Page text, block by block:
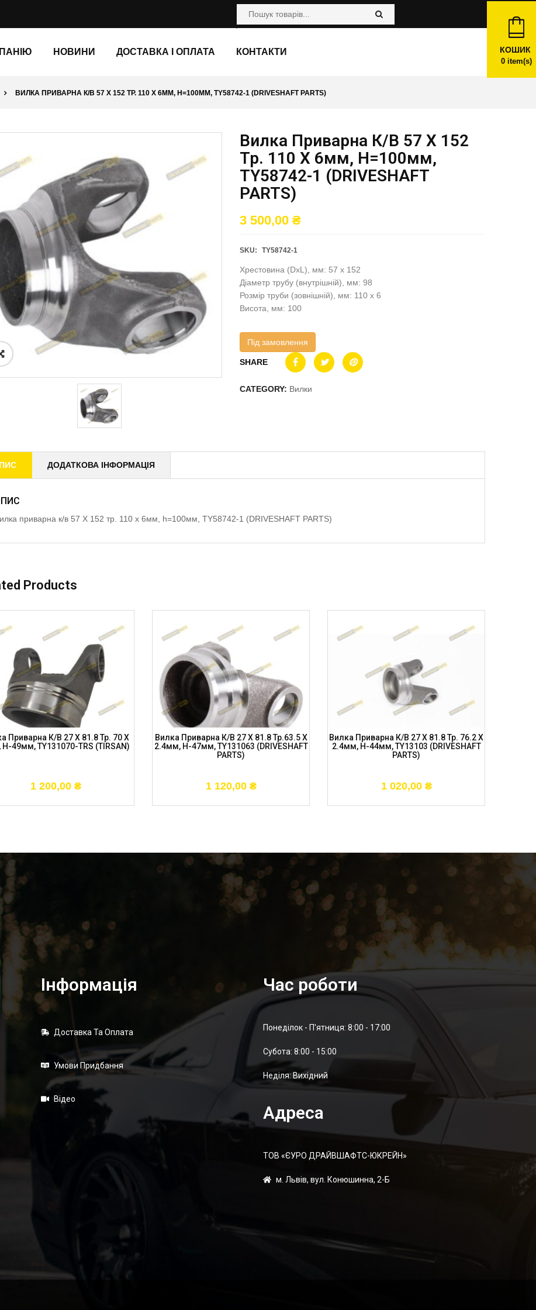
НОВИНИ ДОСТАВКА І ОПЛАТА КОНТАКТИ КОШИК
0item(s)
ВИЛКА ПРИВАРНА К/В 57 X 152 ТР. 110 X 6ММ, H=100ММ, TY58742-1 (DRIVESHAFT PARTS)
Вилка Приварна К/в 57 X 152
Тр. 110 X 6мм, H=100мм,
TY58742-1 (DRIVESHAFT
PARTS)
3 500,00 ₴
SKU: TY58742-1
Хрестовина (DxL), мм: 57 x 152
Діаметр трубу (внутрішній), мм: 98
Розмір труби (зовнішній), мм: 110 x 6
Висота, мм: 100
Під замовлення
SHARE
CATEGORY: Вилки
ДОДАТКОВА ІНФОРМАЦІЯ
приварна к/в 57 X 152 тр. 110 x 6мм, h=100мм, TY58742-1 (DRIVESHAFT PARTS)
Products
Приварна К/в 27 X 81.8 Тр. 70 X
49мм, TY131070-TRS (TIRSAN)
1 200,00 ₴
Вилка Приварна К/в 27 X 81.8 Тр.63.5 X
2.4мм, H-47мм, TY131063 (DRIVESHAFT
PARTS)
1 120,00 ₴
Вилка Приварна К/в 27 X 81.8 Тр. 76.2 X
2.4мм, H-44мм, TY13103 (DRIVESHAFT
PARTS)
1 020,00 ₴
Інформація
Доставка Та Оплата
Умови Придбання
Відео
Час роботи
Понеділок - П'ятниця: 8:00 - 17:00
Суботa: 8:00 - 15:00
Неділя: Вихідний
Адреса
ТОВ «ЄУРО ДРАЙВШАФТC-ЮКРЕЙН»
м. Львів, вул. Конюшинна, 2-Б